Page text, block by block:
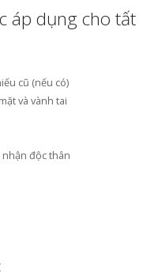
áp dụng cho tất
cũ (nếu có)
và vành tai
nhận độc thân